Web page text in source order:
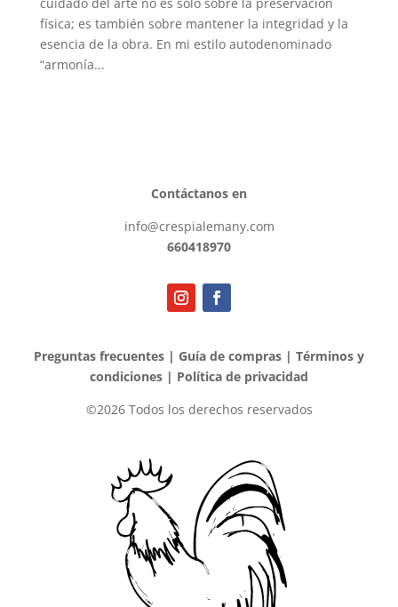
física; es también sobre mantener la integridad y la
esencia de la obra. En mi estilo autodenominado
“armonía...
Contáctanos en
info@crespialemany.com
660418970
Preguntas frecuentes | Guía de compras | Términos y
condiciones | Política de privacidad
©2026 Todos los derechos reservados